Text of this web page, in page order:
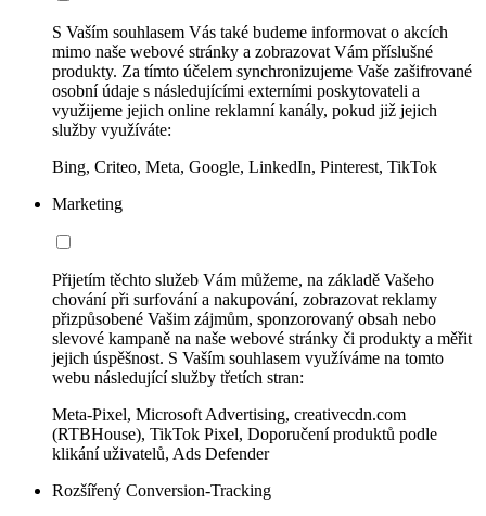
S Vaším souhlasem Vás také budeme informovat o akcích
mimo naše webové stránky a zobrazovat Vám příslušné
produkty. Za tímto účelem synchronizujeme Vaše zašifrované
osobní údaje s následujícími externími poskytovateli a
využijeme jejich online reklamní kanály, pokud již jejich
služby využíváte:
Bing, Criteo, Meta, Google, LinkedIn, Pinterest, TikTok
Marketing
Přijetím těchto služeb Vám můžeme, na základě Vašeho
chování při surfování a nakupování, zobrazovat reklamy
přizpůsobené Vašim zájmům, sponzorovaný obsah nebo
slevové kampaně na naše webové stránky či produkty a měřit
jejich úspěšnost. S Vaším souhlasem využíváme na tomto
webu následující služby třetích stran:
Meta-Pixel, Microsoft Advertising, creativecdn.com
(RTBHouse), TikTok Pixel, Doporučení produktů podle
klikání uživatelů, Ads Defender
Rozšířený Conversion-Tracking